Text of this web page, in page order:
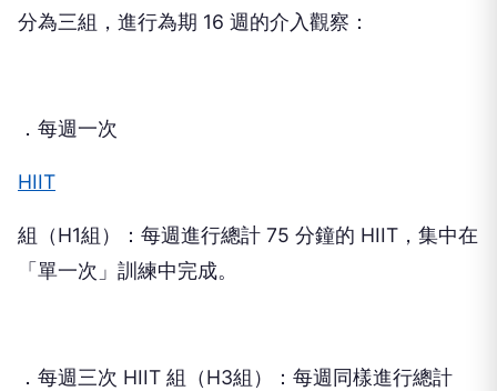
分為三組，進行為期 16 週的介入觀察：
．每週一次
HIIT
組（H1組）：每週進行總計 75 分鐘的 HIIT，集中在
「單一次」訓練中完成。
．每週三次 HIIT 組（H3組）：每週同樣進行總計